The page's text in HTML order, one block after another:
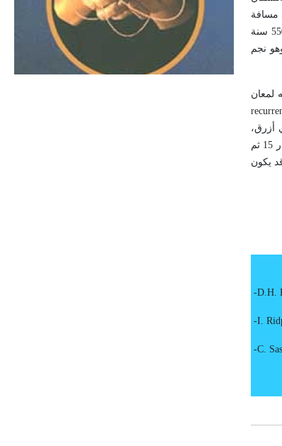
مسافة
الذي يبعد كل من عنصريه مسافة 550 سنة
نجم
منه لمعان
أزرق،
من هذه الكوكبة، فهو نجم عملاق أصفر يبعد 7000 سنة ضوئية عن الأرض، وهو من القدر 6، ويتناقص قدره دورياً حتى القدر 15 ثم
الأشهر السبعة اللاحقة. وعلى الرغم من حصول انخفاضات صغيرة في اللمعان غير منتظمة، حصلت هبوطات حادة في الأعوام 1962و 1972و 1977 قد يكون
-D.H.
-I.
-C.
- هل تعلم أن المرجان إفراز حيواني
يتكون في البحر ويتركب من مادة
كربونات الكلسيوم، وهو أحمر أو شديد
الحمرة وهو أجود أنواعه، ويمتاز بكبر
الحجم ويسمى الش